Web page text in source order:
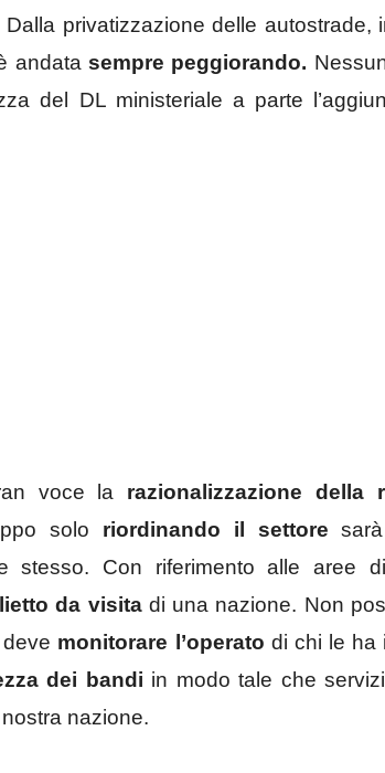
Dalla privatizzazione delle autostrade,
andata sempre peggiorando.
del DL ministeriale a parte
voce la razionalizzazione della
solo riordinando il settore
stesso. Con riferimento alle aree
da visitadi una nazione. Non
monitorare l’operato di chi le ha
dei bandi in modo tale che
nazione.